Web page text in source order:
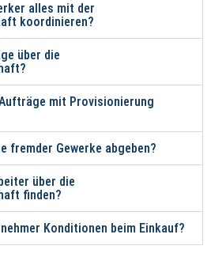
alles mit der
koordinieren?
über die
mit Provisionierung
fremder Gewerke abgeben?
über die
finden?
Konditionen beim Einkauf?